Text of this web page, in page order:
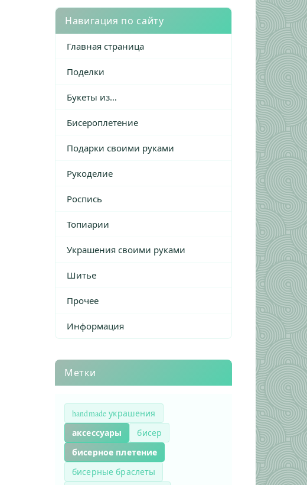
Навигация по сайту
Главная страница
Поделки
Букеты из…
Бисероплетение
Подарки своими руками
Рукоделие
Роспись
Топиарии
Украшения своими руками
Шитье
Прочее
Информация
Метки
handmade украшения
аксессуары бисер
бисерное плетение
бисерные браслеты